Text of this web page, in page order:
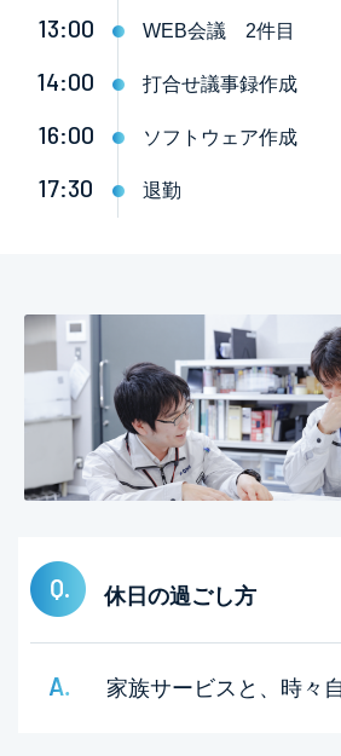
13:00 WEB会議 2件目
14:00 打合せ議事録作成
16:00 ソフトウェア作成
17:30 退勤
休日の過ごし方
家族サービスと、時々